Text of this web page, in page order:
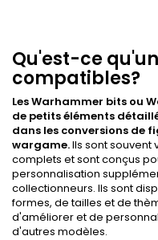
Qu'est-ce
compatibles?
Les Warhammer bits ou
de petits éléments
dans les conversions de
wargame.Ils sont souvent
complets et sont conçus
personnalisation
collectionneurs. Ils sont
formes, de tailles et de
d'améliorer et de
d'autres modèles.